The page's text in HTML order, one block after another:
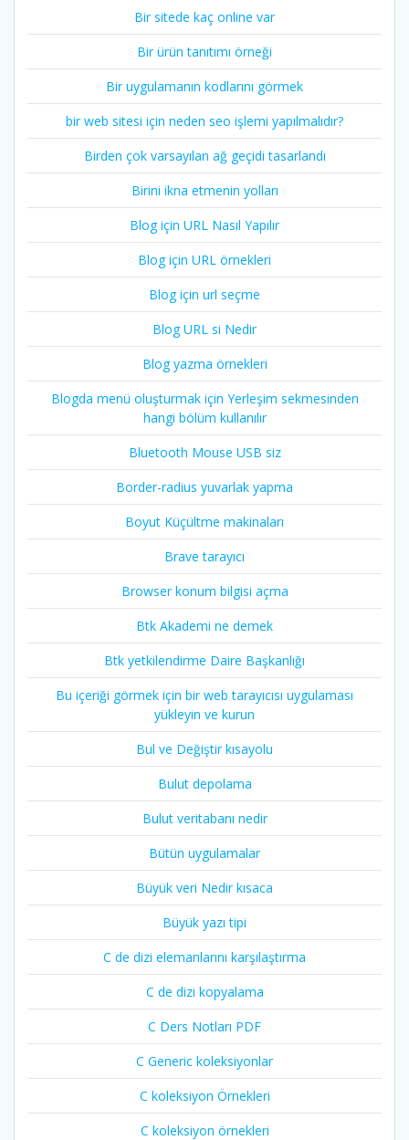
Bir sitede kaç online var
Bir ürün tanıtımı örneği
Bir uygulamanın kodlarını görmek
bir web sitesi için neden seo işlemi yapılmalıdır?
Birden çok varsayılan ağ geçidi tasarlandı
Birini ikna etmenin yolları
Blog için URL Nasıl Yapılır
Blog için URL örnekleri
Blog için url seçme
Blog URL si Nedir
Blog yazma örnekleri
Blogda menü oluşturmak için Yerleşim sekmesinden
hangi bölüm kullanılır
Bluetooth Mouse USB siz
Border-radius yuvarlak yapma
Boyut Küçültme makinaları
Brave tarayıcı
Browser konum bilgisi açma
Btk Akademi ne demek
Btk yetkilendirme Daire Başkanlığı
Bu içeriği görmek için bir web tarayıcısı uygulaması
yükleyin ve kurun
Bul ve Değiştir kısayolu
Bulut depolama
Bulut veritabanı nedir
Bütün uygulamalar
Büyük veri Nedir kısaca
Büyük yazı tipi
C de dizi elemanlarını karşılaştırma
C de dizi kopyalama
C Ders Notları PDF
C Generic koleksiyonlar
C koleksiyon Örnekleri
C koleksiyon örnekleri